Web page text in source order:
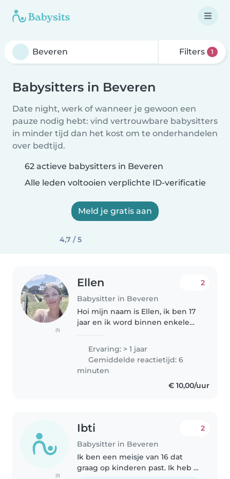
Filters 1
Babysitters in Beveren
Date night, werk of wanneer je gewoon een
pauze nodig hebt: vind vertrouwbare babysitters
in minder tijd dan het kost om te onderhandelen
over bedtijd.
62 actieve babysitters in Beveren
Alle leden voltooien verplichte ID-verificatie
Meld je gratis aan
4,7 / 5
(1)
Ellen
Babysitter in Beveren
2
Hoi mijn naam is Ellen, ik ben 17
jaar en ik word binnen enkele
betrouwbare oppas dat graag
een centje zou willen
bijverdienen! Ik heb ervaring
met kinderen,..
Ervaring: > 1 jaar
Gemiddelde reactietijd: 6
minuten
€ 10,00/uur
(1)
Ibti
Babysitter in Beveren
2
Ik ben een meisje van 16 dat
graag op kinderen past. Ik heb al